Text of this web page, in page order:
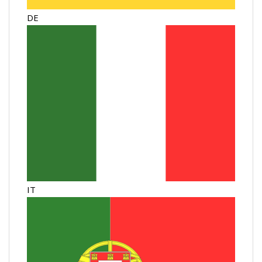
DE
IT